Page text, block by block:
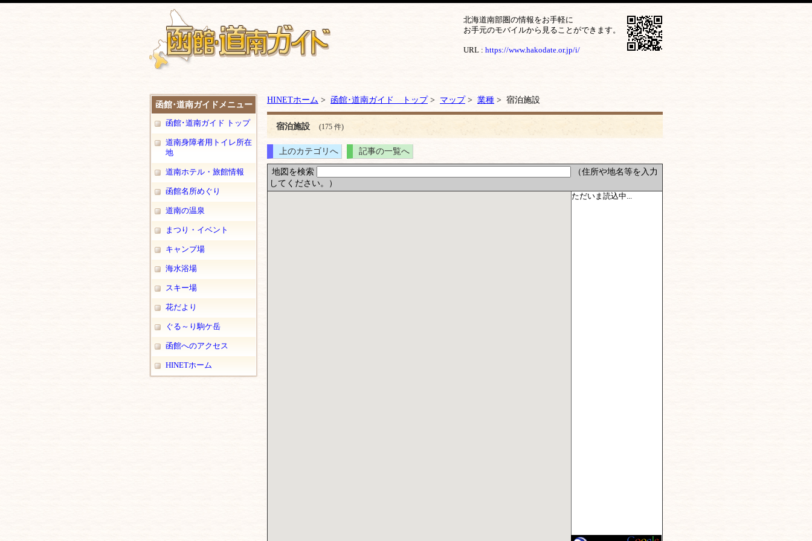
北海道南部圏の情報をお手軽に
お手元のモバイルから見ることができます。
URL : https://www.hakodate.or.jp/i/
函館･道南ガイドメニュー
函館･道南ガイド トップ
道南身障者用トイレ所在
地
道南ホテル・旅館情報
函館名所めぐり
道南の温泉
まつり・イベント
キャンプ場
海水浴場
スキー場
花だより
ぐる～り駒ケ岳
函館へのアクセス
HINETホーム
HINETホーム > 函館･道南ガイド トップ> マップ> 業種 > 宿泊施設
宿泊施設 (175 件)
上のカテゴリへ 記事の一覧へ
地図を検索
（住所や地名等を入力
してください。）
ただいま読込中...